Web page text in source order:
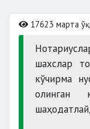
17623 марта
шахслар
кўчирма
олинган